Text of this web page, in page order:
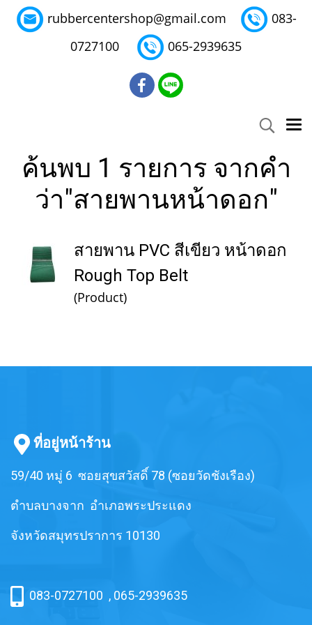
rubbercentershop@gmail.com
083-
0727100
065-2939635
ค้นพบ 1 รายการ จากคำ
ว่า"สายพานหน้าดอก"
สายพาน PVC สีเขียว หน้าดอก
Rough Top Belt
(Product)
ที่อยู่หน้าร้าน
59/40 หมู่ 6 ซอยสุขสวัสดิ์ 78 (ซอยวัดชังเรือง)
ตำบลบางจาก อำเภอพระประแดง
จังหวัดสมุทรปราการ 10130
083-0727100 , 065-2939635